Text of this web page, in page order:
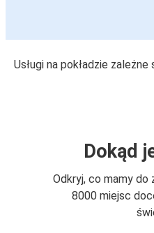
Usługi na pokładzie
Dokąd
Odkryj, co mamy do
8000 miejsc